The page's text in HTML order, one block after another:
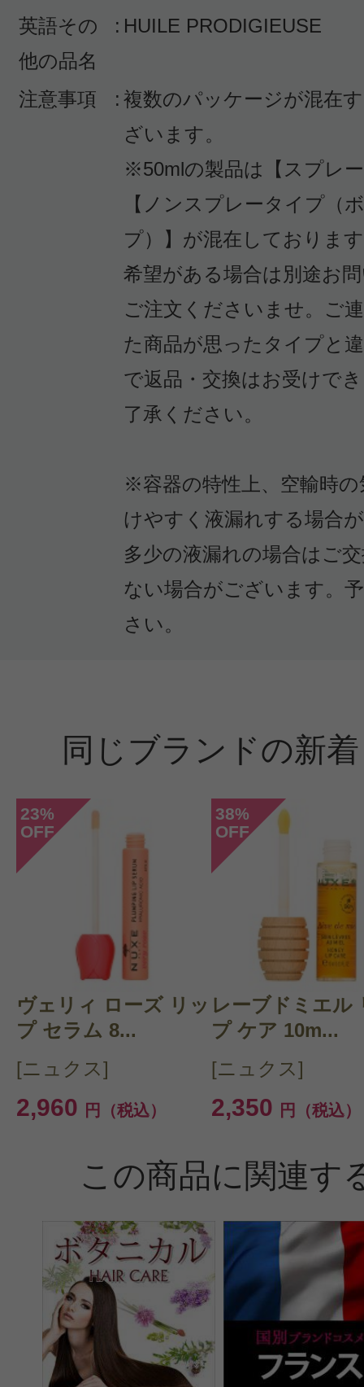
えるので、ズボラな私には最高です
投稿日：2025年12月
べるえ 様
／50代前半
寝る前にリラックス効果で好きな
ム・オイルを使用しています。
こちらは香料成分を見て購入したの
良い香りで気分が上がります。
外出時のヘアセットにも使用してい
すべての148件のクチコミを
らクチコミ投稿すると1 商品に
ントプレゼント！
英語その
他の品名
: HUILE PRODIGIEUSE
注意事項 : 複数のパッケージが混在
ざいます。
※50mlの製品は【スプレ
【ノンスプレータイプ（
プ）】が混在しておりま
希望がある場合は別途お
ご注文くださいませ。ご
た商品が思ったタイプと
で返品・交換はお受けで
了承ください。
※容器の特性上、空輸時
けやすく液漏れする場合
多少の液漏れの場合はご
ない場合がございます。
さい。
同じブランドの新
23%
OFF
ヴェリィ ローズ リッ
プ セラム 8...
[ニュクス]
2,960 円（税込）
38%
OFF
レーブドミエル
プ ケア 10m...
[ニュクス]
2,350 円（税込）
この商品に関連す